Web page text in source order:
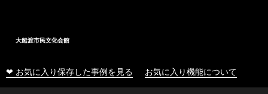
大船渡市民文化会館
❤ お気に入り保存した事例を見る お気に入り機能について